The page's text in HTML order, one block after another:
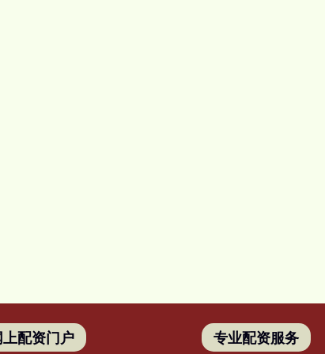
配资门户 专业配资服务